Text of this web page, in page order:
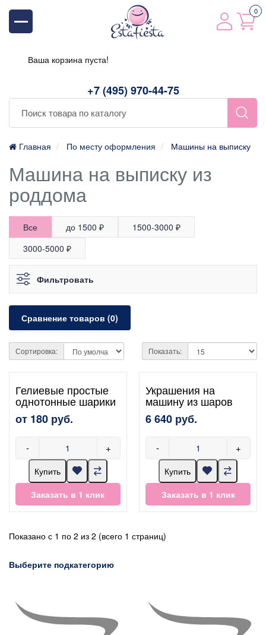
+7 (495) 970-44-75
0
Ваша корзина пуста!
Главная По месту оформления Машины на выписку
Машина на выписку из
роддома
Все до 1500 ₽
1500-3000 ₽
3000-5000 ₽
Фильтровать
Сравнение товаров (0)
Сортировка: Показать:
Гелиевые простые
однотонные шарики
от 180 руб.
- +
Купить
Заказать в 1 клик
Украшения на
машину из шаров
6 640 руб.
- +
Купить
Заказать в 1 клик
Показано с 1 по 2 из 2 (всего 1 страниц)
Выберите подкатегорию